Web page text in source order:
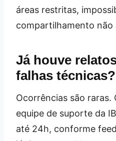
áreas restritas,
compartilhamento não
Já houve
falhas técnicas?
Ocorrências são raras.
equipe de suporte da
até 24h, conforme